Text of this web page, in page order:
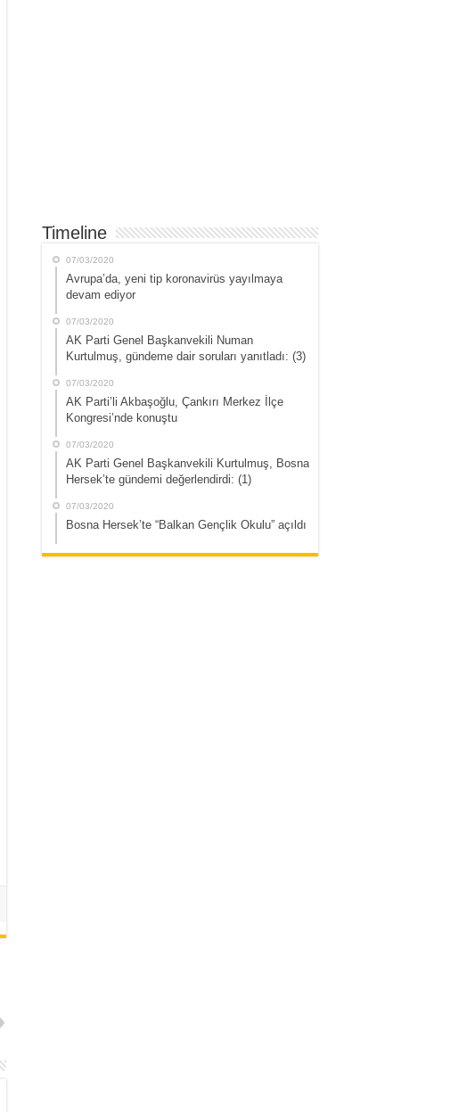
Timeline
07/03/2020
Avrupa’da, yeni tip koronavirüs yayılmaya
devam ediyor
07/03/2020
AK Parti Genel Başkanvekili Numan
Kurtulmuş, gündeme dair soruları yanıtladı: (3)
07/03/2020
AK Parti’li Akbaşoğlu, Çankırı Merkez İlçe
Kongresi’nde konuştu
07/03/2020
AK Parti Genel Başkanvekili Kurtulmuş, Bosna
Hersek’te gündemi değerlendirdi: (1)
07/03/2020
Bosna Hersek’te “Balkan Gençlik Okulu” açıldı